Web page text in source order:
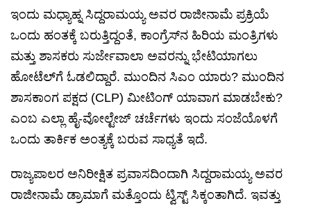
ಇಂದು ಮಧ್ಯಾಹ್ನ ಸಿದ್ದರಾಮಯ್ಯ ಅವರ ರಾಜೀನಾಮೆ ಪ್ರಕ್ರಿಯೆ
ಒಂದು ಹಂತಕ್ಕೆ ಬರುತ್ತಿದ್ದಂತೆ, ಕಾಂಗ್ರೆಸ್‌ನ ಹಿರಿಯ ಮಂತ್ರಿಗಳು
ಮತ್ತು ಶಾಸಕರು ಸುರ್ಜೇವಾಲಾ ಅವರನ್ನು ಭೇಟಿಯಾಗಲು
ಹೋಟೆಲ್‌ಗೆ ಓಡಲಿದ್ದಾರೆ. ಮುಂದಿನ ಸಿಎಂ ಯಾರು? ಮುಂದಿನ
ಶಾಸಕಾಂಗ ಪಕ್ಷದ (CLP) ಮೀಟಿಂಗ್ ಯಾವಾಗ ಮಾಡಬೇಕು?
ಎಂಬ ಎಲ್ಲಾ ಹೈ-ವೋಲ್ಟೇಜ್ ಚರ್ಚೆಗಳು ಇಂದು ಸಂಜೆಯೊಳಗೆ
ಒಂದು ತಾರ್ಕಿಕ ಅಂತ್ಯಕ್ಕೆ ಬರುವ ಸಾಧ್ಯತೆ ಇದೆ.
ರಾಜ್ಯಪಾಲರ ಅನಿರೀಕ್ಷಿತ ಪ್ರವಾಸದಿಂದಾಗಿ ಸಿದ್ದರಾಮಯ್ಯ ಅವರ
ರಾಜೀನಾಮೆ ಡ್ರಾಮಾಗೆ ಮತ್ತೊಂದು ಟ್ವಿಸ್ಟ್ ಸಿಕ್ಕಂತಾಗಿದೆ. ಇವತ್ತು